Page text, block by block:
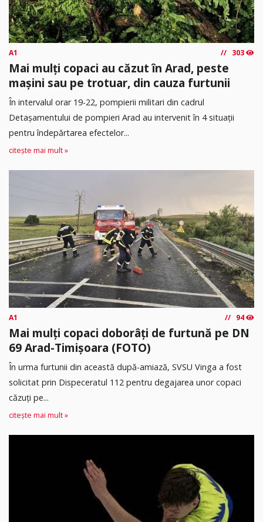
A1 303
Mai mulți copaci au căzut în Arad, peste
mașini sau pe trotuar, din cauza furtunii
În intervalul orar 19-22, pompierii militari din cadrul
Detașamentului de pompieri Arad au intervenit în 4 situații
pentru îndepărtarea efectelor...
citește mai mult »
A1 94
Mai mulți copaci doborâți de furtună pe DN
69 Arad-Timișoara (FOTO)
În urma furtunii din această după-amiază, SVSU Vinga a fost
solicitat prin Dispeceratul 112 pentru degajarea unor copaci
căzuți pe...
citește mai mult »